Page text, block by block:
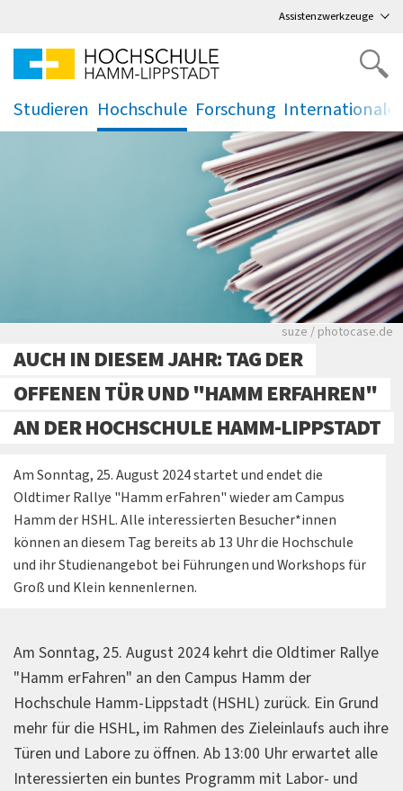
Assistenzwerkzeuge
Studieren
.
Hochschule
.
Forschung
. .
Viele Zeitungen.
suze / photocase.de
AUCH IN DIESEM JAHR: TAG DER
OFFENEN TÜR UND "HAMM ERFAHREN"
AN DER HOCHSCHULE HAMM-LIPPSTADT
Am Sonntag, 25. August 2024 startet und endet die
Oldtimer Rallye "Hamm erFahren" wieder am Campus
Hamm der HSHL. Alle interessierten Besucher*innen
können an diesem Tag bereits ab 13 Uhr die Hochschule
und ihr Studienangebot bei Führungen und Workshops für
Groß und Klein kennenlernen.
Am Sonntag, 25. August 2024 kehrt die Oldtimer Rallye
"Hamm erFahren" an den Campus Hamm der
Hochschule Hamm-Lippstadt (HSHL) zurück. Ein Grund
mehr für die HSHL, im Rahmen des Zieleinlaufs auch ihre
Türen und Labore zu öffnen. Ab 13:00 Uhr erwartet alle
Interessierten ein buntes Programm mit Labor- und